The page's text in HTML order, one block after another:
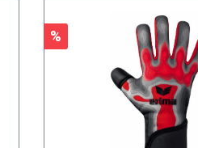
Rabatt
%